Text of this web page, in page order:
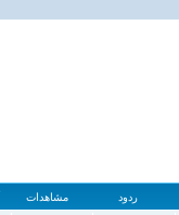
ردود مشاهدات